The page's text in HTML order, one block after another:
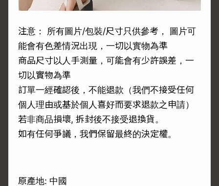
注意： 所有圖片/包裝/尺寸只供參考， 圖片可
能會有色差情況出現，一切以實物為準
商品尺寸以人手測量，可能會有少許誤差，一
切以實物為準
訂單一經確認後，不能退款（我們不接受任何
個人理由或基於個人喜好而要求退款之申請）
若非商品損壞, 拆封後不接受退換貨。
如有任何爭議，我們保留最終的決定權。
原產地: 中國